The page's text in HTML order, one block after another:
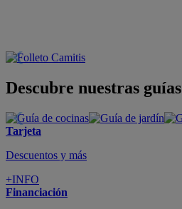
Descubre nuestras guías
Tarjeta
Descuentos y más
+INFO
Financiación